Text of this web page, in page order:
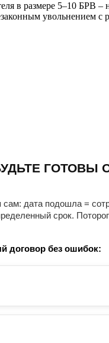
в размере 5–10
увольнением
ГОТОВЫ
дата подошла =
срок.
договор без ошибок: